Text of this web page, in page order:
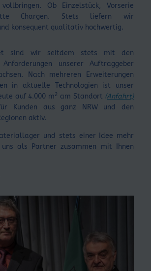
vollbringen. Ob Einzelstück, Vorserie
Chargen. Stets liefern wir
konsequent qualitativ hochwertig.
sind wir seitdem stets mit den
unserer Auftraggeber
Nach mehreren Erweiterungen
in aktuelle Technologien ist unser
auf 4.000 m2 am Standort (Anfahrt)
Kunden aus ganz NRW und den
aktiv.
und stets einer Idee mehr
als Partner zusammen mit Ihnen